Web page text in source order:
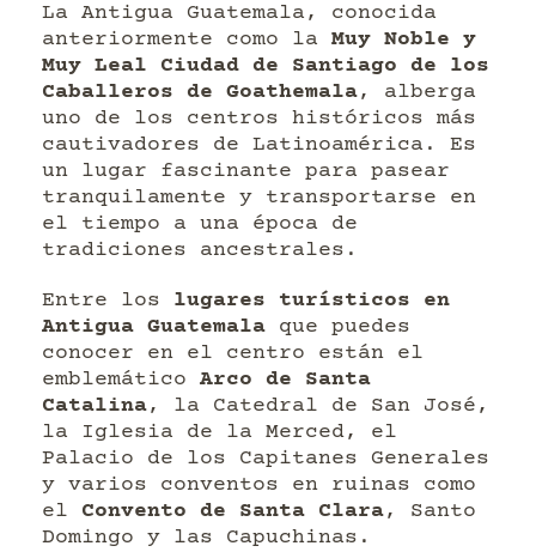
La Antigua Guatemala, conocida
anteriormente como la Muy Noble y
Muy Leal Ciudad de Santiago de los
Caballeros de Goathemala, alberga
uno de los centros históricos más
cautivadores de Latinoamérica. Es
un lugar fascinante para pasear
tranquilamente y transportarse en
el tiempo a una época de
tradiciones ancestrales.
Entre los lugares turísticos en
Antigua Guatemala que puedes
conocer en el centro están el
emblemático Arco de Santa
Catalina, la Catedral de San José,
la Iglesia de la Merced, el
Palacio de los Capitanes Generales
y varios conventos en ruinas como
el Convento de Santa Clara, Santo
Domingo y las Capuchinas.